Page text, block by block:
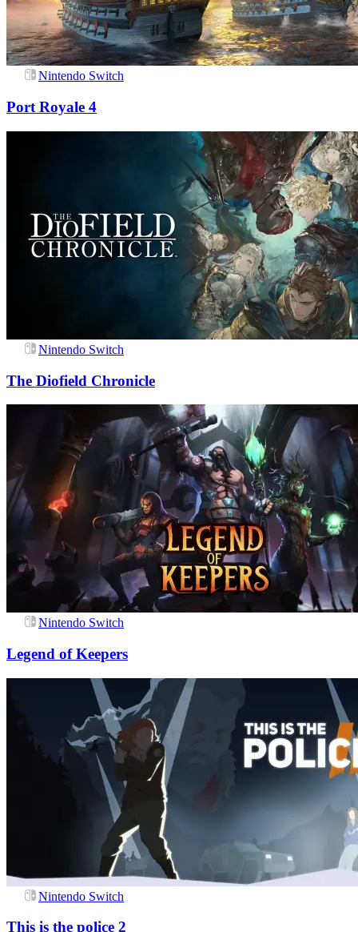
Nintendo Switch
Port Royale 4
Nintendo Switch
The Diofield Chronicle
Nintendo Switch
Legend of Keepers
Nintendo Switch
This is the police 2